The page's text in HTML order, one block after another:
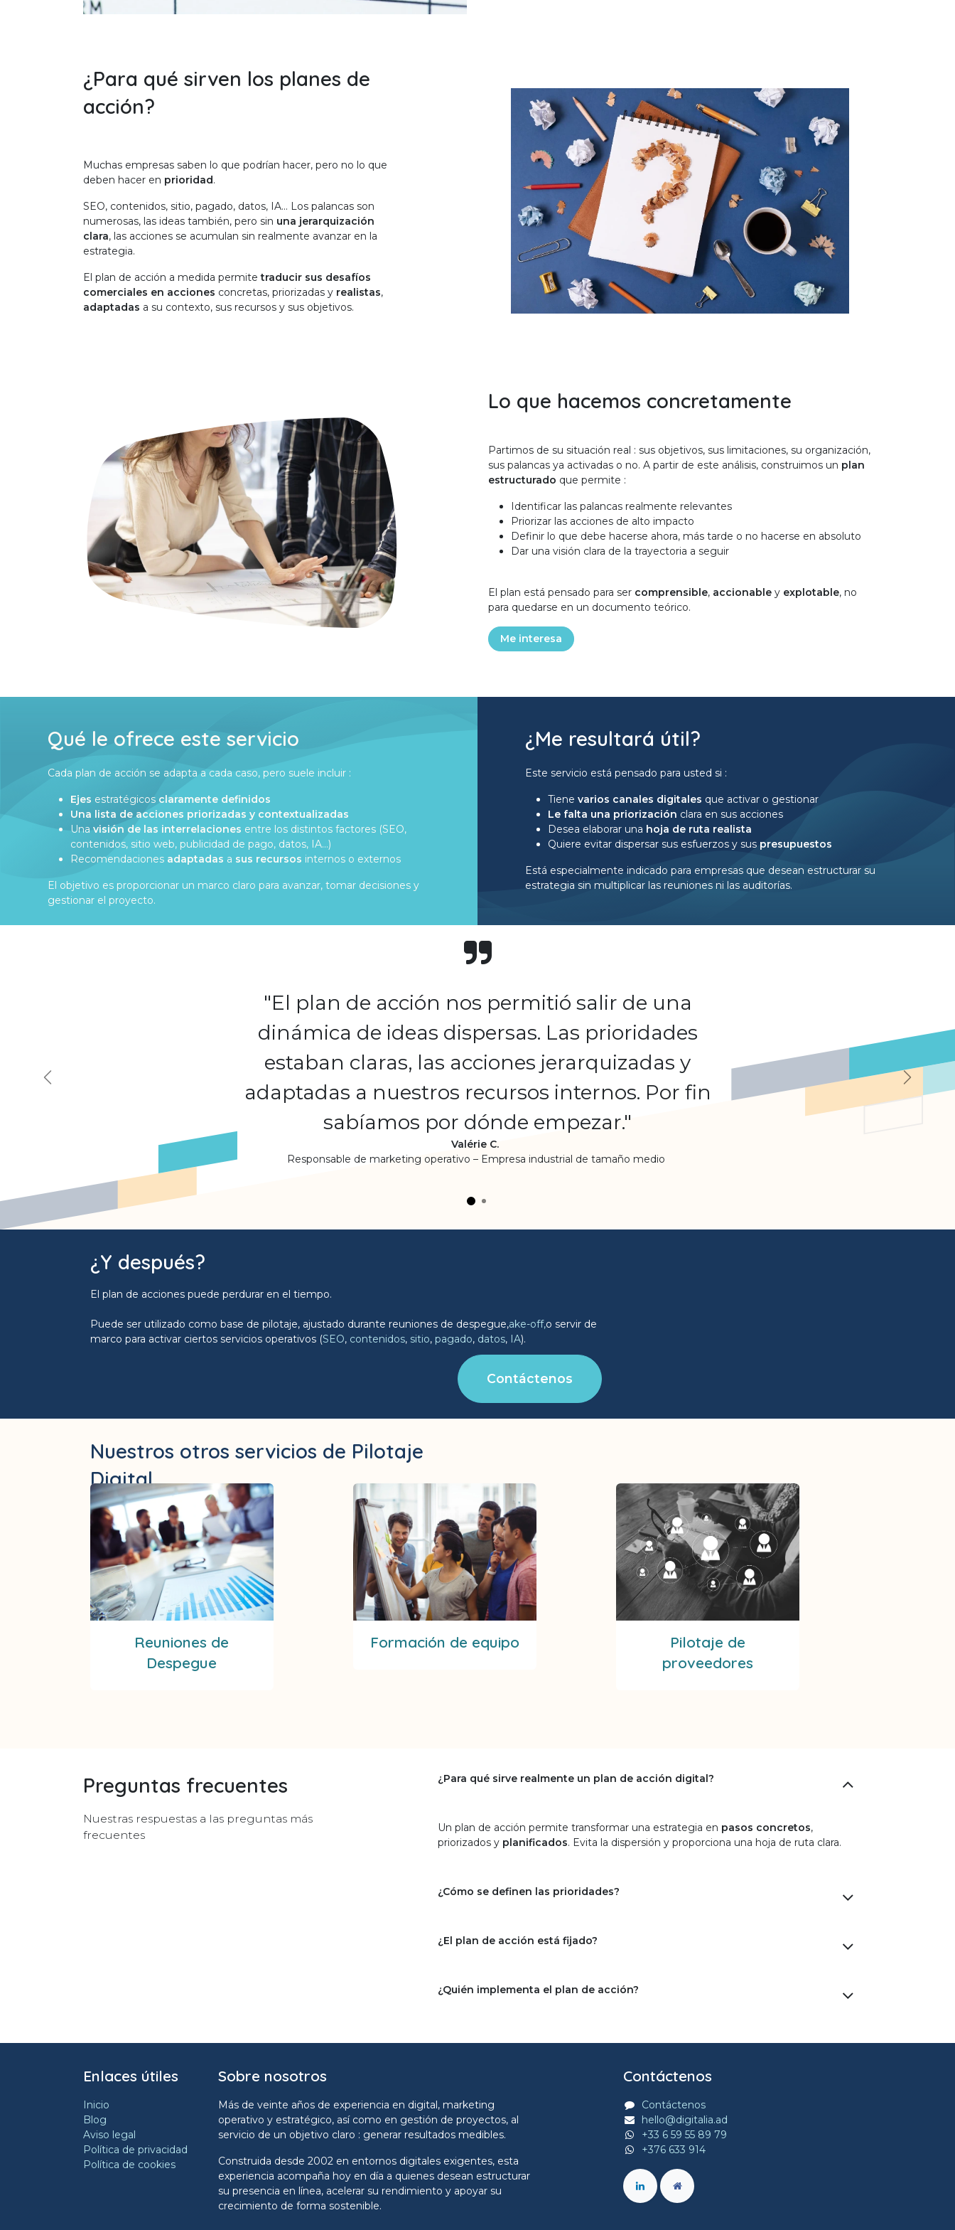
¿Para qué sirven los planes de
acción?
Muchas empresas saben lo que podrían hacer, pero no lo que
deben hacer en prioridad.
SEO, contenidos, sitio, pagado, datos, IA... Los palancas son
numerosas, las ideas también, pero sin una jerarquización
clara, las acciones se acumulan sin realmente avanzar en la
estrategia.
El plan de acción a medida permitetraducir sus desafíos
comerciales en acciones concretas, priorizadas y realistas,
adaptadas a su contexto, sus recursos y sus objetivos.
Lo que hacemos concretamente
Partimos de su situación real : sus objetivos, sus limitaciones, su organización,
sus palancas ya activadas o no. A partir de este análisis, construimos un plan
estructurado que permite :
Identificar las palancas realmente relevantes
Priorizar las acciones de alto impacto
Definir lo que debe hacerse ahora, más tarde o no hacerse en absoluto
Dar una visión clara de la trayectoria a seguir
El plan está pensado para ser comprensible, accionable y explotable, no
para quedarse en un documento teórico.
Me interesa
Qué le ofrece este servicio
Cada plan de acción se adapta a cada caso, pero suele incluir :
Ejes estratégicos claramente definidos
Una lista de acciones priorizadas y contextualizadas
Una visión de las interrelaciones entre los distintos factores (SEO,
contenidos, sitio web, publicidad de pago, datos, IA…)
Recomendaciones adaptadas a sus recursos internos o externos
El objetivo es proporcionar un marco claro para avanzar, tomar decisiones y
gestionar el proyecto.
¿Me resultará útil?
Este servicio está pensado para usted si :
Tienevarios canales digitales que activar o gestionar
Le falta una priorización clara en sus acciones
Desea elaborar una hoja de ruta realista
Quiere evitar dispersar sus esfuerzos y sus presupuestos
Está especialmente indicado para empresas que desean estructurar su
estrategia sin multiplicar las reuniones ni las auditorías.
"El plan de acción nos permitió salir de una
dinámica de ideas dispersas. Las prioridades
estaban claras, las acciones jerarquizadas y
adaptadas a nuestros recursos internos. Por fin
sabíamos por dónde empezar."
Valérie C.
Responsable de marketing operativo – Empresa industrial de tamaño medio
Précédent Suivant
¿Y después?
El plan de acciones puede perdurar en el tiempo.
Puede ser utilizado como base de pilotaje, ajustado durante reuniones de despegue,ake-off,o servir de
marco para activar ciertos servicios operativos (SEO, contenidos, sitio, pagado, datos, IA).
Contáctenos
Nuestros otros servicios de Pilotaje
Digital
Reuniones de
Despegue
Pilotaje de
proveedores
Formación de equipo
Preguntas frecuentes
Nuestras respuestas a las preguntas más
frecuentes
¿Para qué sirve realmente un plan de acción digital?
Un plan de acción permite transformar una estrategia en pasos concretos,
priorizados y planificados. Evita la dispersión y proporciona una hoja de ruta clara.
¿Cómo se definen las prioridades?
¿El plan de acción está fijado?
¿Quién implementa el plan de acción?
Enlaces útiles
Inicio
Blog
Aviso legal
Política de privacidad
Política de cookies
Sobre nosotros
Más de veinte años de experiencia en digital, marketing
operativo y estratégico, así como en gestión de proyectos, al
servicio de un objetivo claro : generar resultados medibles.
Construida desde 2002 en entornos digitales exigentes, esta
experiencia acompaña hoy en día a quienes desean estructurar
su presencia en línea, acelerar su rendimiento y apoyar su
crecimiento de forma sostenible.
Contáctenos
Contáctenos
hello@digitalia.ad
+33 6 59 55 89 79
+376 633 914